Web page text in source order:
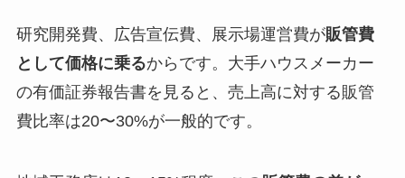
研究開発費、広告宣伝費、展示場運営費が販管費
として価格に乗るからです。大手ハウスメーカー
の有価証券報告書を見ると、売上高に対する販管
費比率は20〜30%が一般的です。